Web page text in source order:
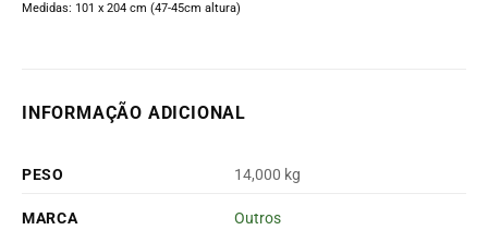
Medidas: 101 x 204 cm (47-45cm altura)
INFORMAÇÃO ADICIONAL
PESO 14,000 kg
MARCA Outros